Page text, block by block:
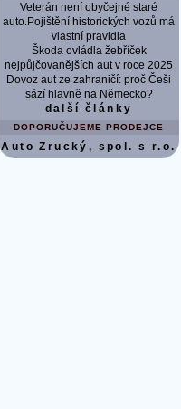
Veterán není obyčejné staré
auto.Pojištění historických vozů má
vlastní pravidla
Škoda ovládla žebříček
nejpůjčovanějších aut v roce 2025
Dovoz aut ze zahraničí: proč Češi
sází hlavně na Německo?
další články
DOPORUČUJEME PRODEJCE
Auto Zrucký, spol. s r.o.